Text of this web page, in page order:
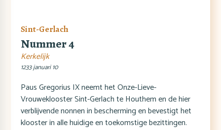
Sint-Gerlach
Nummer 4
Kerkelijk
1233 januari 10
Paus Gregorius IX neemt het Onze-Lieve-
Vrouweklooster Sint-Gerlach te Houthem en de hier
verblijvende nonnen in bescherming en bevestigt het
klooster in alle huidige en toekomstige bezittingen.